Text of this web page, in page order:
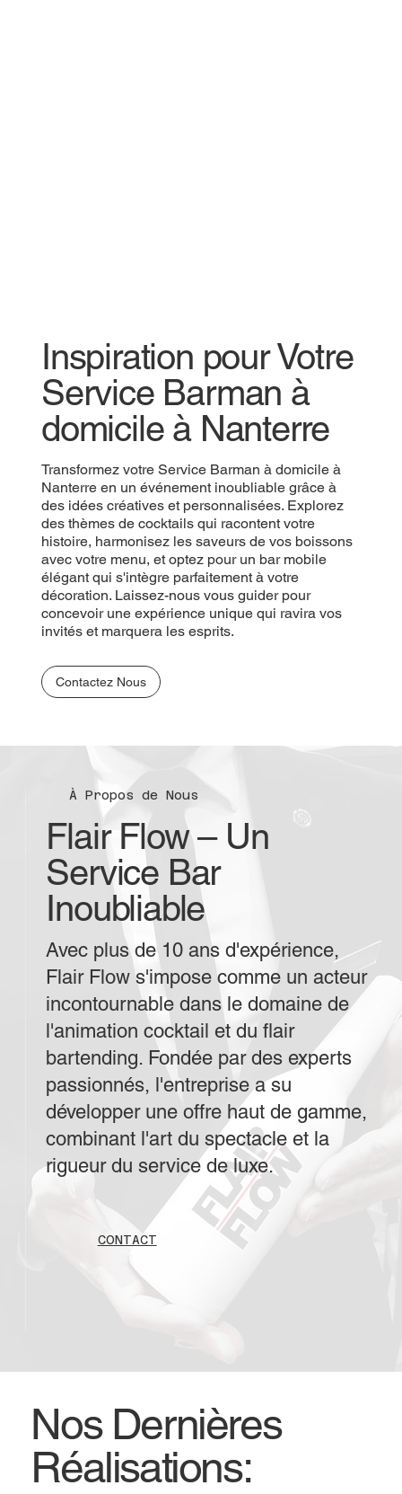
Inspiration pour Votre
Service Barman à
domicile à Nanterre
Transformez votre Service Barman à domicile à
Nanterre en un événement inoubliable grâce à
des idées créatives et personnalisées. Explorez
des thèmes de cocktails qui racontent votre
histoire, harmonisez les saveurs de vos boissons
avec votre menu, et optez pour un bar mobile
élégant qui s'intègre parfaitement à votre
décoration. Laissez-nous vous guider pour
concevoir une expérience unique qui ravira vos
invités et marquera les esprits.
Contactez Nous
À Propos de Nous
Flair Flow – Un
Service Bar
Inoubliable
CONTACT
Avec plus de 10 ans d'expérience,
Flair Flow s'impose comme un acteur
incontournable dans le domaine de
l'animation cocktail et du flair
bartending. Fondée par des experts
passionnés, l'entreprise a su
développer une offre haut de gamme,
combinant l'art du spectacle et la
rigueur du service de luxe.
Nos Dernières
Réalisations: